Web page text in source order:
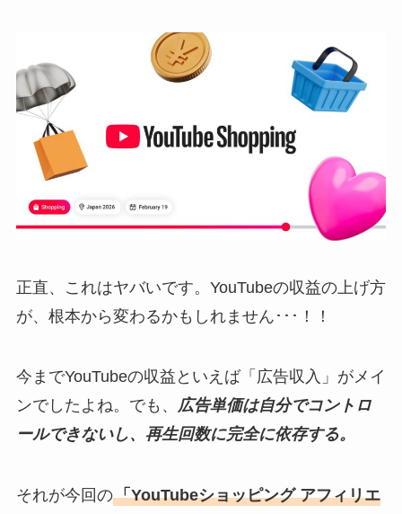
正直、これはヤバいです。YouTubeの収益の上げ方
が、根本から変わるかもしれません･･･！！
今までYouTubeの収益といえば「広告収入」がメイ
ンでしたよね。でも、 広告単価は自分でコントロ
ールできないし、再生回数に完全に依存する。
それが今回の「YouTubeショッピング アフィリエ